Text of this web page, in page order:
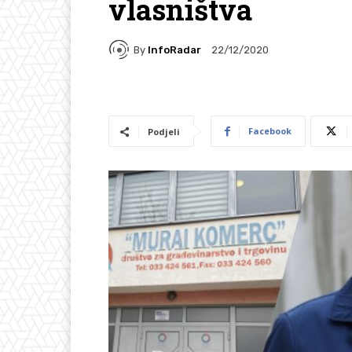
vlasništva
By InfoRadar 22/12/2020
Podjeli Facebook